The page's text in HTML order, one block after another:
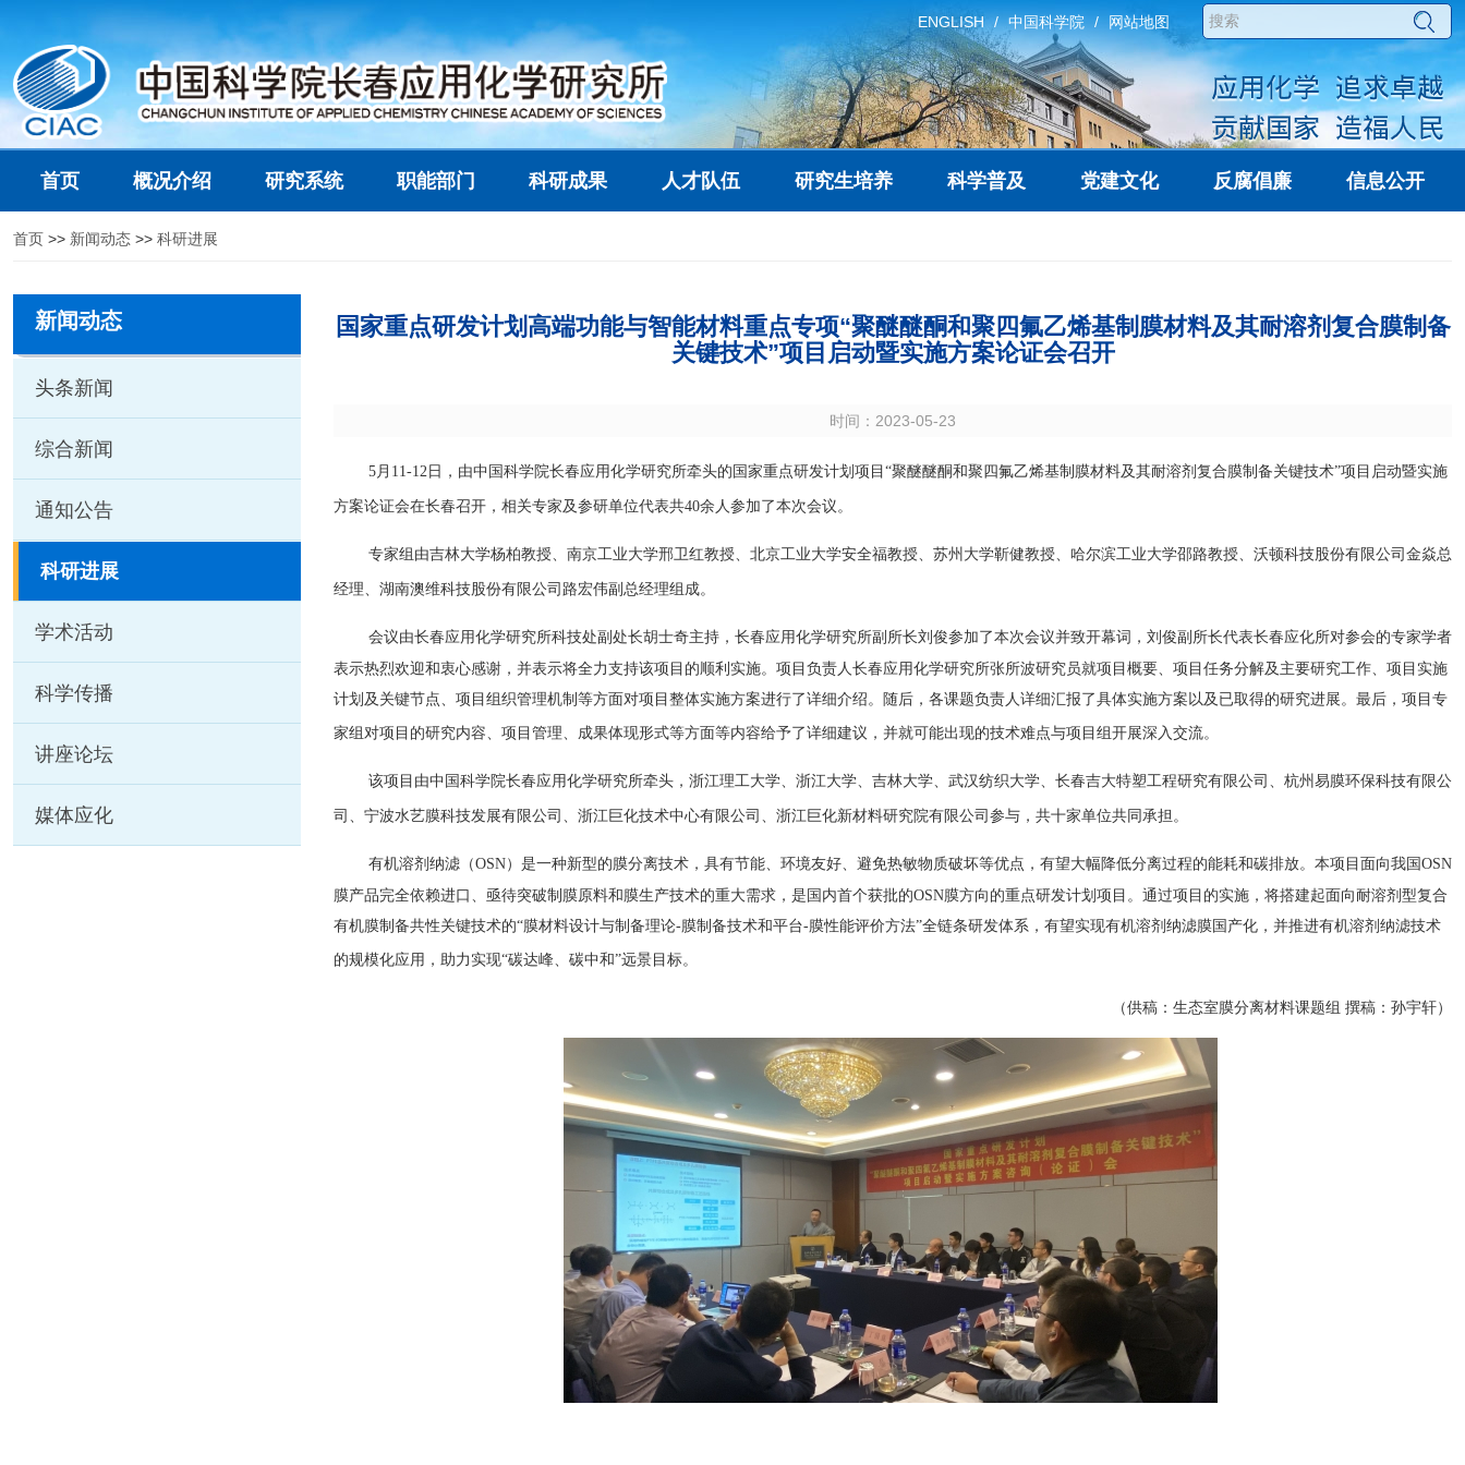
ENGLISH 中国科学院 网站地图
首页 概况介绍 研究系统 职能部门 科研成果 人才队伍 研究生培养 科学普及 党建文化 反腐倡廉 信息公开
首页 >> 新闻动态 >> 科研进展
新闻动态
头条新闻
综合新闻
通知公告
科研进展
学术活动
科学传播
讲座论坛
媒体应化
国家重点研发计划高端功能与智能材料重点专项“聚醚醚酮和聚四氟乙烯基制膜材料及其耐溶剂复合膜制备
关键技术”项目启动暨实施方案论证会召开
时间：2023-05-23
5 月 11-12 日，由中国科学院长春应用化学研究所牵头的国家重点研发计划项目“聚醚醚酮和聚四氟乙烯基制膜材料及其耐溶剂复合膜制备关键技术”项目启动暨实施
方案论证会在长春召开，相关专家及参研单位代表共40余人参加了本次会议。
专家组由吉林大学杨柏教授、南京工业大学邢卫红教授、北京工业大学安全福教授、苏州大学靳健教授、哈尔滨工业大学邵路教授、沃顿科技股份有限公司金焱总
经理、湖南澳维科技股份有限公司路宏伟副总经理组成。
会议由长春应用化学研究所科技处副处长胡士奇主持，长春应用化学研究所副所长刘俊参加了本次会议并致开幕词，刘俊副所长代表长春应化所对参会的专家学者
表示热烈欢迎和衷心感谢，并表示将全力支持该项目的顺利实施。项目负责人长春应用化学研究所张所波研究员就项目概要、项目任务分解及主要研究工作、项目实施
计划及关键节点、项目组织管理机制等方面对项目整体实施方案进行了详细介绍。随后，各课题负责人详细汇报了具体实施方案以及已取得的研究进展。最后，项目专
家组对项目的研究内容、项目管理、成果体现形式等方面等内容给予了详细建议，并就可能出现的技术难点与项目组开展深入交流。
该项目由中国科学院长春应用化学研究所牵头，浙江理工大学、浙江大学、吉林大学、武汉纺织大学、长春吉大特塑工程研究有限公司、杭州易膜环保科技有限公
司、宁波水艺膜科技发展有限公司、浙江巨化技术中心有限公司、浙江巨化新材料研究院有限公司参与，共十家单位共同承担。
有机溶剂纳滤（OSN）是一种新型的膜分离技术，具有节能、环境友好、避免热敏物质破坏等优点，有望大幅降低分离过程的能耗和碳排放。本项目面向我国 OSN
膜产品完全依赖进口、亟待突破制膜原料和膜生产技术的重大需求，是国内首个获批的OSN膜方向的重点研发计划项目。通过项目的实施，将搭建起面向耐溶剂型复合
有机膜制备共性关键技术的“膜材料设计与制备理论-膜制备技术和平台-膜性能评价方法”全链条研发体系，有望实现有机溶剂纳滤膜国产化，并推进有机溶剂纳滤技术
的规模化应用，助力实现“碳达峰、碳中和”远景目标。
（供稿：生态室膜分离材料课题组 撰稿：孙宇轩）